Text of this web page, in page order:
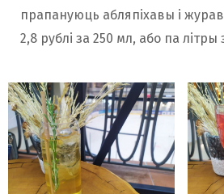
прапануюць абляпіхавы і
2,8 рублі за 250 мл, або па літры